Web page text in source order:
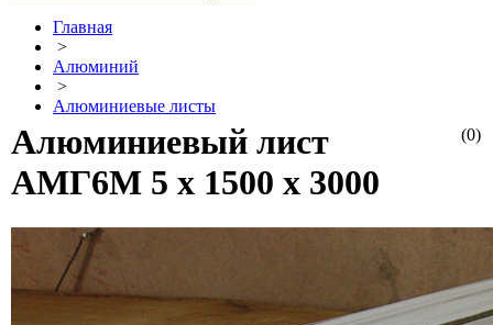
Главная
>
Алюминий
>
Алюминиевые листы
(0)
Алюминиевый лист
АМГ6М 5 х 1500 х 3000